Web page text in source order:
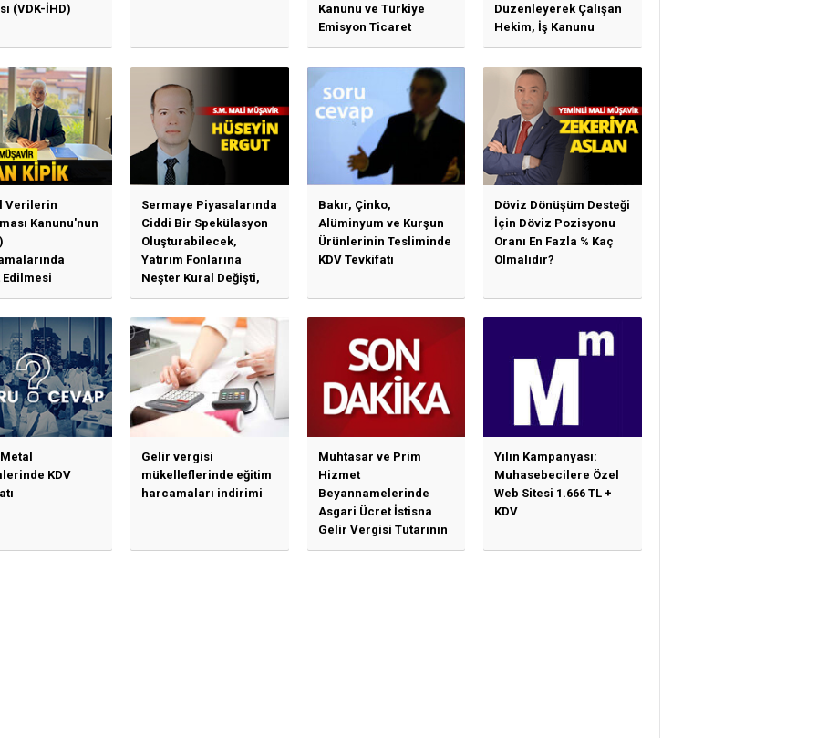
(VDK-İHD)
Kanunu ve Türkiye
Emisyon Ticaret
Sistemi (TR-ETS)
Düzenleyerek Çalışan
Hekim, İş Kanunu
Hükümlerinden
Verilerin
Kanunu'nun
Edilmesi
Özet Başlıklar
Sermaye Piyasalarında
Ciddi Bir Spekülasyon
Oluşturabilecek,
Yatırım Fonlarına
Neşter Kural Değişti,
SPK’dan Kritik Hamle
Haberlerine Sermaye
Piyasası Kurulundan
Yalanlama Ve Yerinde
Bir Açıklama Geldi
Bakır, Çinko,
Alüminyum ve Kurşun
Ürünlerinin Tesliminde
KDV Tevkifatı
Döviz Dönüşüm Desteği
İçin Döviz Pozisyonu
Oranı En Fazla % Kaç
Olmalıdır?
KDV
Gelir vergisi
mükelleflerinde eğitim
harcamaları indirimi
Muhtasar ve Prim
Hizmet
Beyannamelerinde
Asgari Ücret İstisna
Gelir Vergisi Tutarının
Güncellenmesine
Yılın Kampanyası:
Muhasebecilere Özel
Web Sitesi 1.666 TL +
KDV